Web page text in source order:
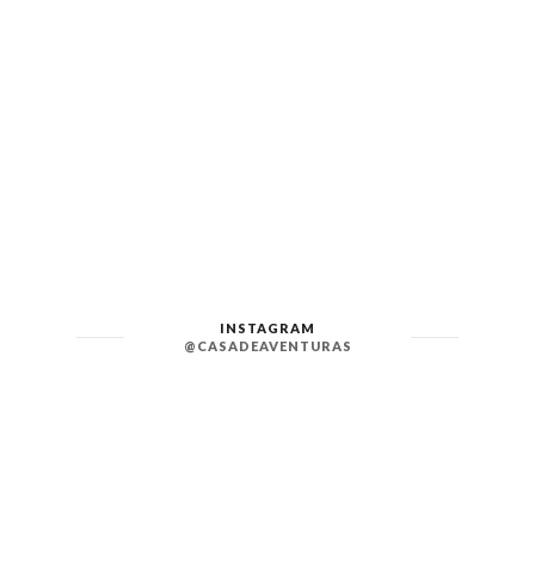
INSTAGRAM
@CASADEAVENTURAS